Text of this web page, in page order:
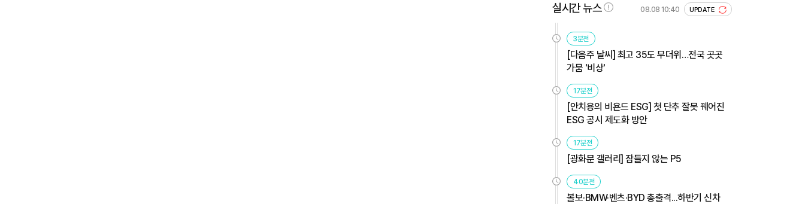
실시간 뉴스 08.08 10:40 UPDATE
3분전
[다음주 날씨] 최고 35도 무더위…전국 곳곳
가뭄 '비상'
17분전
[안치용의 비욘드 ESG] 첫 단추 잘못 꿰어진
ESG 공시 제도화 방안
17분전
[광화문 갤러리] 잠들지 않는 P5
40분전
볼보·BMW·벤츠·BYD 총출격...하반기 신차